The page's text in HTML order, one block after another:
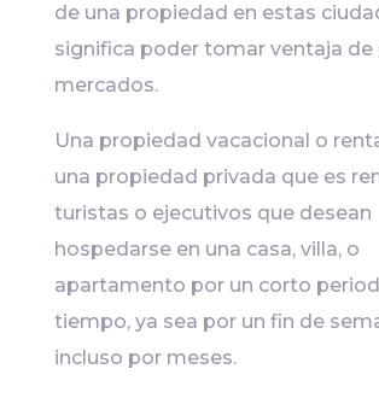
de una propiedad en estas
significa poder tomar ventaja de
mercados.
Una propiedad vacacional o
una propiedad privada que es
turistas o ejecutivos que desean
hospedarse en una casa, villa, o
apartamento por un corto
tiempo, ya sea por un fin de
incluso por meses.